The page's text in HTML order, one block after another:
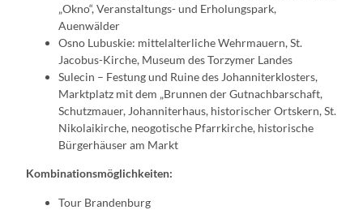
„Okno“, Veranstaltungs- und Erholungspark,
Auenwälder
Osno Lubuskie: mittelalterliche Wehrmauern, St.
Jacobus-Kirche, Museum des Torzymer Landes
Sulecin – Festung und Ruine des Johanniterklosters,
Marktplatz mit dem „Brunnen der Gutnachbarschaft,
Schutzmauer, Johanniterhaus, historischer Ortskern, St.
Nikolaikirche, neogotische Pfarrkirche, historische
Bürgerhäuser am Markt
Kombinationsmöglichkeiten:
Tour Brandenburg